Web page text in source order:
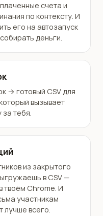
счета и
по контексту. И
его на автозапуск
деньги.
→ готовый CSV для
вызывает
за тебя.
из закрытого
в CSV —
твоём Chrome. И
участникам
лучше всего.